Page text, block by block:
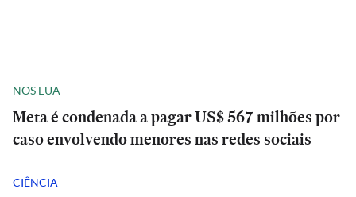
NOS EUA
Meta é condenada a pagar US$ 567 milhões por
caso envolvendo menores nas redes sociais
CIÊNCIA